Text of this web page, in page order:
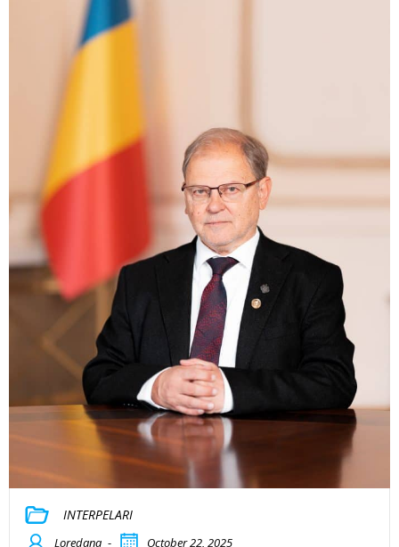
INTERPELARI
Loredana - October 22, 2025